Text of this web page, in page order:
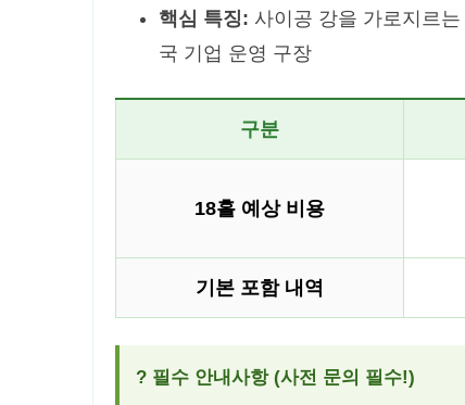
핵심 특징: 사이공 강을 가로지르
국 기업 운영 구장
구분
18홀 예상 비용
기본 포함 내역
? 필수 안내사항 (사전 문의 필수!)